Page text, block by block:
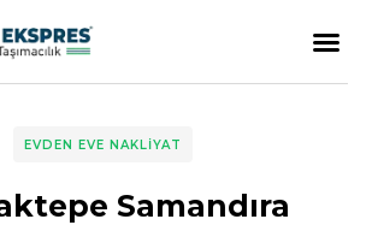
EVDEN EVE NAKLIYAT
Samandıra